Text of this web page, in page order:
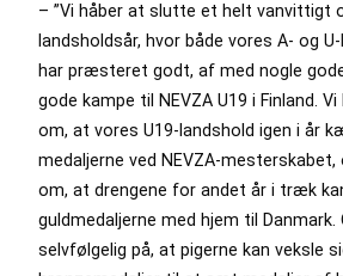
– ”Vi håber at slutte et helt vanvittigt
landsholdsår, hvor både vores A- og
har præsteret godt, af med nogle
gode kampe til NEVZA U19 i Finland.
om, at vores U19-landshold igen i år
medaljerne ved NEVZA-
om, at drengene for andet år i træk
guldmedaljerne med hjem til Danmark.
selvfølgelig på, at pigerne kan veksle